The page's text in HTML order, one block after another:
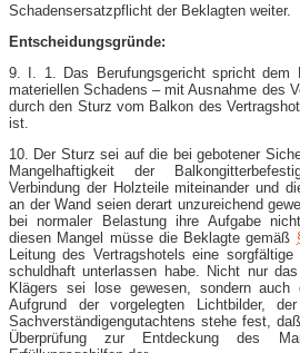
Schadensersatzpflicht der Beklagten weiter.
Entscheidungsgründe:
9. I. 1. Das Berufungsgericht spricht dem
materiellen Schadens – mit Ausnahme des
durch den Sturz vom Balkon des
ist.
10. Der Sturz sei auf die bei gebotener
Mangelhaftigkeit der
Verbindung der Holzteile miteinander und
an der Wand seien derart unzureichend
bei normaler Belastung ihre Aufgabe
diesen Mangel müsse die Beklagte gemäß
Leitung des Vertragshotels eine
schuldhaft unterlassen habe. Nicht nur
Klägers sei lose gewesen, sondern auch
Aufgrund der vorgelegten Lichtbilder,
Sachverständigengutachtens stehe fest,
Überprüfung zur Entdeckung des